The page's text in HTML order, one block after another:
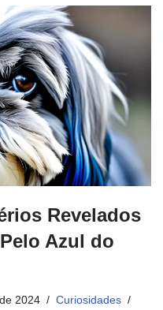
Revelados
Azul do
2024
Curiosidades